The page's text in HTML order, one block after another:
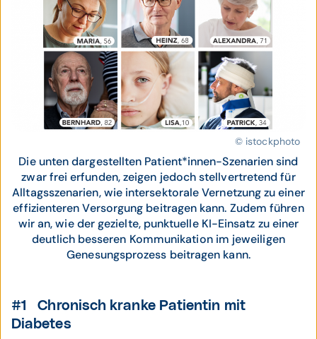
© istockphoto
Die unten dargestellten Patient*innen-Szenarien sind
zwar frei erfunden, zeigen jedoch stellvertretend für
Alltagsszenarien, wie intersektorale Vernetzung zu einer
effizienteren Versorgung beitragen kann. Zudem führen
wir an, wie der gezielte, punktuelle KI-Einsatz zu einer
deutlich besseren Kommunikation im jeweiligen
Genesungsprozess beitragen kann.
#1 Chronisch kranke Patientin mit
Diabetes